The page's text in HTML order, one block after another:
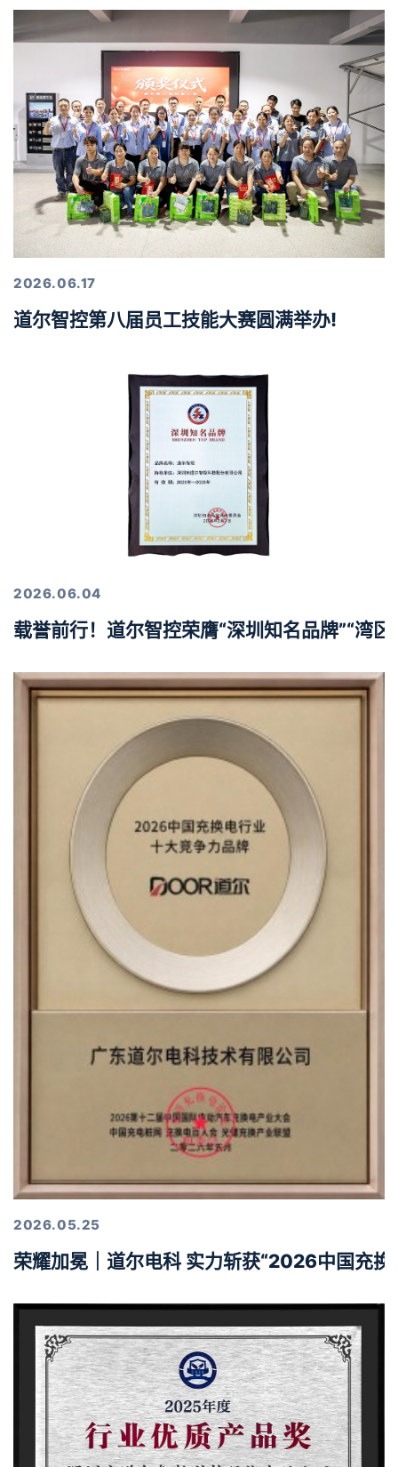
2026.06.17
道尔智控第八届员工技能大赛圆满举办!
2026.06.04
载誉前行！道尔智控荣膺“深圳知名品牌”“湾
2026.05.25
荣耀加冕｜道尔电科 实力斩获“2026中国充换